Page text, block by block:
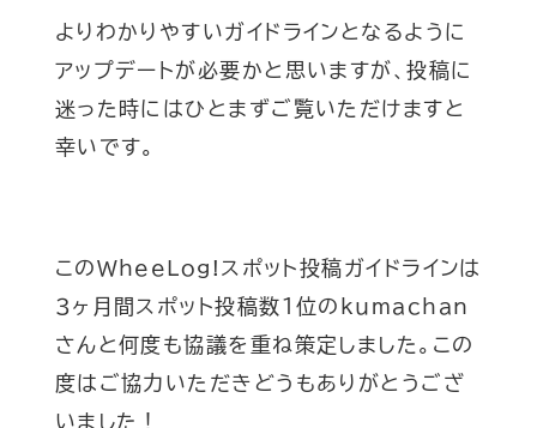
よりわかりやすいガイドラインとなるように
アップデートが必要かと思いますが、投稿に
迷った時にはひとまずご覧いただけますと
幸いです。
このWheeLog!スポット投稿ガイドラインは
３ヶ月間スポット投稿数１位のkumachan
さんと何度も協議を重ね策定しました。この
度はご協力いただきどうもありがとうござ
いました！